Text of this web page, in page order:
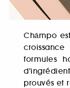
Chāmpo
formules
prouvés et